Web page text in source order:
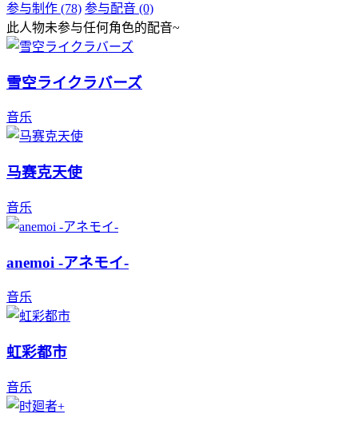
参与制作 (78) 参与配音 (0)
此人物未参与任何角色的配音~
雪空ライクラバーズ
音乐
马赛克天使
音乐
anemoi -アネモイ-
音乐
虹彩都市
音乐